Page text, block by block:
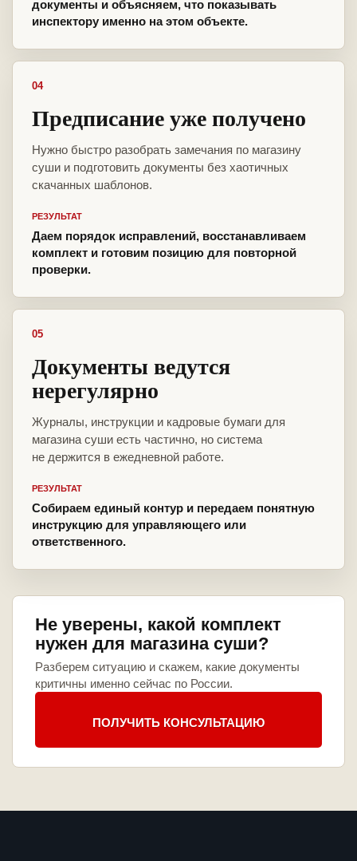
документы и объясняем, что показывать
инспектору именно на этом объекте.
04
Предписание уже получено
Нужно быстро разобрать замечания по магазину
суши и подготовить документы без хаотичных
скачанных шаблонов.
РЕЗУЛЬТАТ
Даем порядок исправлений, восстанавливаем
комплект и готовим позицию для повторной
проверки.
05
Документы ведутся
нерегулярно
Журналы, инструкции и кадровые бумаги для
магазина суши есть частично, но система
не держится в ежедневной работе.
РЕЗУЛЬТАТ
Собираем единый контур и передаем понятную
инструкцию для управляющего или
ответственного.
Не уверены, какой комплект
нужен для магазина суши?
Разберем ситуацию и скажем, какие документы
критичны именно сейчас по России.
ПОЛУЧИТЬ КОНСУЛЬТАЦИЮ